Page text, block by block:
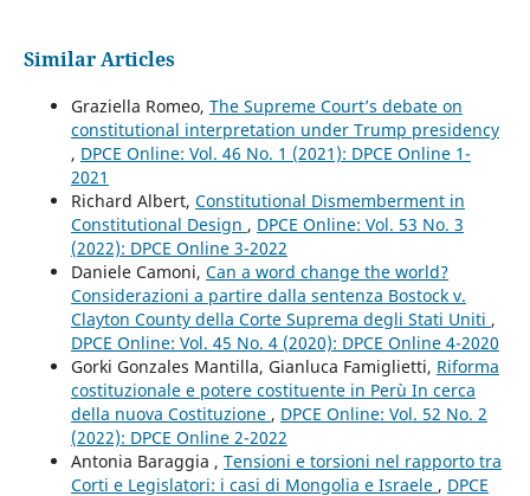
Similar Articles
Graziella Romeo, The Supreme Court’s debate on
constitutional interpretation under Trump presidency
, DPCE Online: Vol. 46 No. 1 (2021): DPCE Online 1-
2021
Richard Albert, Constitutional Dismemberment in
Constitutional Design , DPCE Online: Vol. 53 No. 3
(2022): DPCE Online 3-2022
Daniele Camoni, Can a word change the world?
Considerazioni a partire dalla sentenza Bostock v.
Clayton County della Corte Suprema degli Stati Uniti ,
DPCE Online: Vol. 45 No. 4 (2020): DPCE Online 4-2020
Gorki Gonzales Mantilla, Gianluca Famiglietti, Riforma
costituzionale e potere costituente in Perù In cerca
della nuova Costituzione , DPCE Online: Vol. 52 No. 2
(2022): DPCE Online 2-2022
Antonia Baraggia , Tensioni e torsioni nel rapporto tra
Corti e Legislatori: i casi di Mongolia e Israele , DPCE